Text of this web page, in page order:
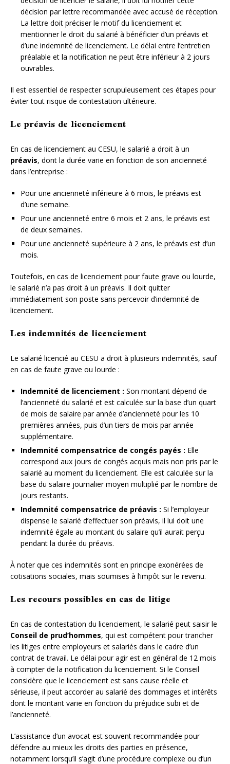
décision par lettre recommandée avec accusé de réception.
La lettre doit préciser le motif du licenciement et
mentionner le droit du salarié à bénéficier d’un préavis et
d’une indemnité de licenciement. Le délai entre l’entretien
préalable et la notification ne peut être inférieur à 2 jours
ouvrables.
Il est essentiel de respecter scrupuleusement ces étapes pour
éviter tout risque de contestation ultérieure.
Le préavis de licenciement
En cas de licenciement au CESU, le salarié a droit à un
préavis, dont la durée varie en fonction de son ancienneté
dans l’entreprise :
Pour une ancienneté inférieure à 6 mois, le préavis est
d’une semaine.
Pour une ancienneté entre 6 mois et 2 ans, le préavis est
de deux semaines.
Pour une ancienneté supérieure à 2 ans, le préavis est d’un
mois.
Toutefois, en cas de licenciement pour faute grave ou lourde,
le salarié n’a pas droit à un préavis. Il doit quitter
immédiatement son poste sans percevoir d’indemnité de
licenciement.
Les indemnités de licenciement
Le salarié licencié au CESU a droit à plusieurs indemnités, sauf
en cas de faute grave ou lourde :
Indemnité de licenciement : Son montant dépend de
l’ancienneté du salarié et est calculée sur la base d’un quart
de mois de salaire par année d’ancienneté pour les 10
premières années, puis d’un tiers de mois par année
supplémentaire.
Indemnité compensatrice de congés payés : Elle
correspond aux jours de congés acquis mais non pris par le
salarié au moment du licenciement. Elle est calculée sur la
base du salaire journalier moyen multiplié par le nombre de
jours restants.
Indemnité compensatrice de préavis : Si l’employeur
dispense le salarié d’effectuer son préavis, il lui doit une
indemnité égale au montant du salaire qu’il aurait perçu
pendant la durée du préavis.
À noter que ces indemnités sont en principe exonérées de
cotisations sociales, mais soumises à l’impôt sur le revenu.
Les recours possibles en cas de litige
En cas de contestation du licenciement, le salarié peut saisir le
Conseil de prud’hommes, qui est compétent pour trancher
les litiges entre employeurs et salariés dans le cadre d’un
contrat de travail. Le délai pour agir est en général de 12 mois
à compter de la notification du licenciement. Si le Conseil
considère que le licenciement est sans cause réelle et
sérieuse, il peut accorder au salarié des dommages et intérêts
dont le montant varie en fonction du préjudice subi et de
l’ancienneté.
L’assistance d’un avocat est souvent recommandée pour
défendre au mieux les droits des parties en présence,
notamment lorsqu’il s’agit d’une procédure complexe ou d’un